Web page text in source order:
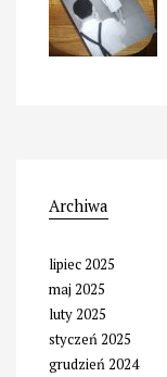
Archiwa
lipiec 2025
maj 2025
luty 2025
styczeń 2025
grudzień 2024